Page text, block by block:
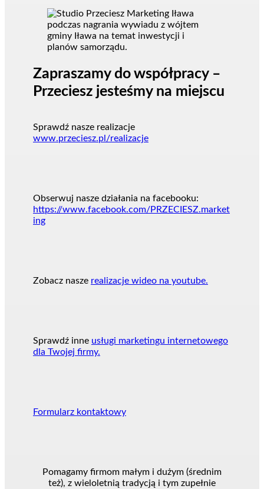
Zapraszamy do współpracy –
Przeciesz jesteśmy na miejscu
Sprawdź nasze realizacje
www.przeciesz.pl/realizacje
Obserwuj nasze działania na facebooku:
https://www.facebook.com/PRZECIESZ.market
ing
Zobacz nasze realizacje wideo na youtube.
Sprawdź inne usługi marketingu internetowego
dla Twojej firmy.
Formularz kontaktowy
Pomagamy firmom małym i dużym (średnim
też), z wieloletnią tradycją i tym zupełnie